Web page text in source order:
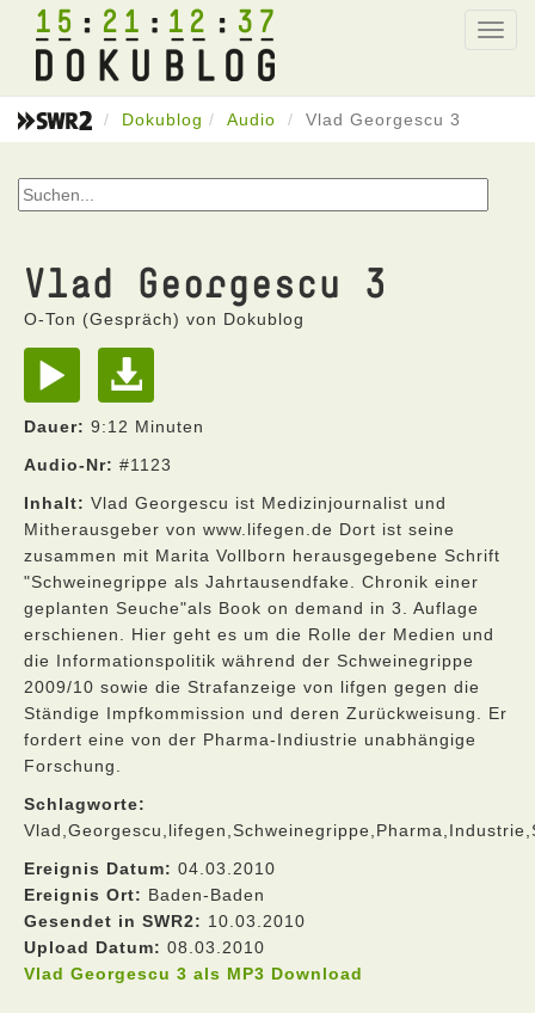
15 21 12 37
Dokublog Audio Vlad Georgescu 3
Vlad Georgescu 3
O-Ton (Gespräch) von Dokublog
Dauer: 9:12 Minuten
Audio-Nr: #1123
Inhalt: Vlad Georgescu ist Medizinjournalist und
Mitherausgeber von www.lifegen.de Dort ist seine
zusammen mit Marita Vollborn herausgegebene Schrift
"Schweinegrippe als Jahrtausendfake. Chronik einer
geplanten Seuche"als Book on demand in 3. Auflage
erschienen. Hier geht es um die Rolle der Medien und
die Informationspolitik während der Schweinegrippe
2009/10 sowie die Strafanzeige von lifgen gegen die
Ständige Impfkommission und deren Zurückweisung. Er
fordert eine von der Pharma-Indiustrie unabhängige
Forschung.
Schlagworte:
Ereignis Datum: 04.03.2010
Ereignis Ort: Baden-Baden
Gesendet in SWR2: 10.03.2010
Upload Datum: 08.03.2010
Vlad Georgescu 3 als MP3 Download